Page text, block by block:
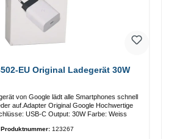
EU Original Ladegerät 30W
von Google lädt alle Smartphones schnell
Original Google Hochwertige
Verarbeitung Anschlüsse: USB-C Output: 30W Farbe: Weiss
Produktnummer: 123267